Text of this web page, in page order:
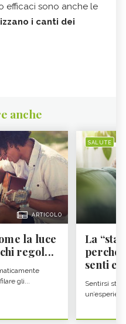
efficaci sono anche le
i canti dei
anche
ARTICOLO
la luce
regol...
gli...
SALUTE
La
perché
senti
Sentirsi